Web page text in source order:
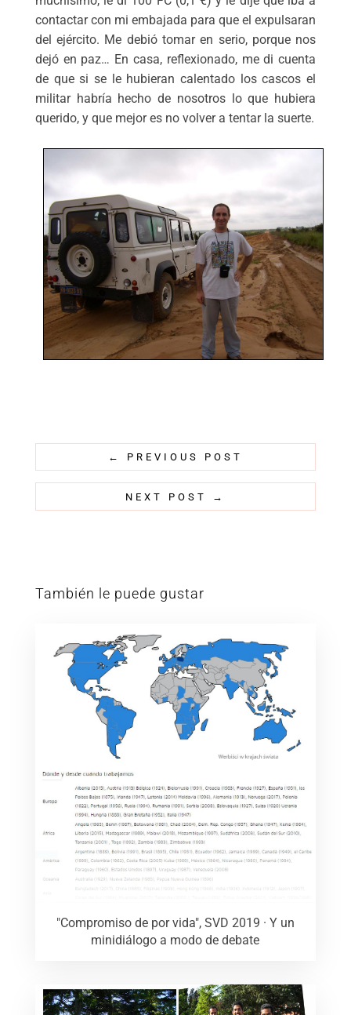
contactar con mi embajada para que el expulsaran
del ejército. Me debió tomar en serio, porque nos
dejó en paz… En casa, reflexionado, me di cuenta
de que si se le hubieran calentado los cascos el
militar habría hecho de nosotros lo que hubiera
querido, y que mejor es no volver a tentar la suerte.
← PREVIOUS POST
NEXT POST →
También le puede gustar
"Compromiso de por vida", SVD 2019 · Y un
minidiálogo a modo de debate